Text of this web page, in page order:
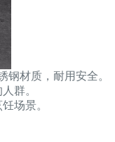
钢材质，耐用安全。
群。
场景。